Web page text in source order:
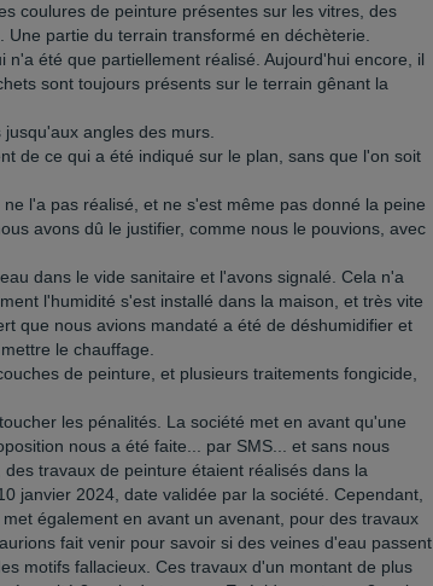
coulures de peinture présentes sur les vitres, des
partie du terrain transformé en déchèterie.
été que partiellement réalisé. Aujourd'hui encore, il
sont toujours présents sur le terrain gênant la
angles des murs.
de ce qui a été indiqué sur le plan, sans que l'on soit
l'a pas réalisé, et ne s'est même pas donné la peine
avons dû le justifier, comme nous le pouvions, avec
dans le vide sanitaire et l'avons signalé. Cela n'a
l'humidité s'est installé dans la maison, et très vite
que nous avions mandaté a été de déshumidifier et
le chauffage.
de peinture, et plusieurs traitements fongicide,
les pénalités. La société met en avant qu'une
nous a été faite... par SMS... et sans nous
travaux de peinture étaient réalisés dans la
janvier 2024, date validée par la société. Cependant,
également en avant un avenant, pour des travaux
fait venir pour savoir si des veines d'eau passent
motifs fallacieux. Ces travaux d'un montant de plus